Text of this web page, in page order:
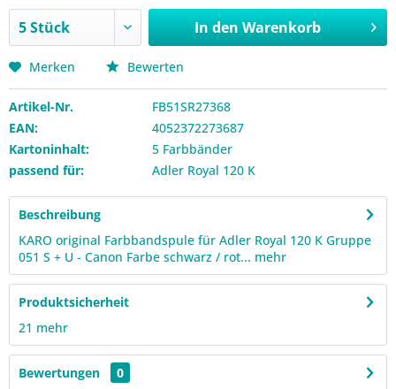
In den Warenkorb
Merken Bewerten
Artikel-Nr.
FB51SR27368
EAN:
4052372273687
Kartoninhalt:
5 Farbbänder
passend für:
Adler Royal 120 K
Beschreibung
KARO original Farbbandspule für Adler Royal 120 K Gruppe
051 S + U - Canon Farbe schwarz / rot... mehr
Produktsicherheit
21 mehr
Bewertungen
0